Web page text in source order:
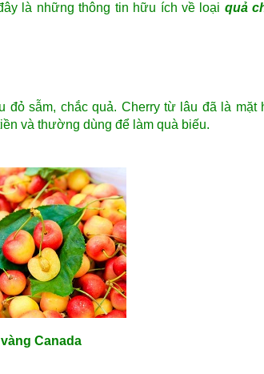
là những thông tin hữu ích về loại quả
đỏ sẫm, chắc quả. Cherry từ lâu đã là mặt
và thường dùng để làm quà biếu.
Canada